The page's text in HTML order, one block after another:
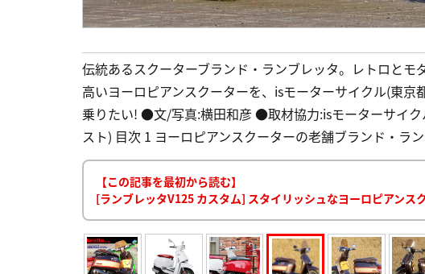
伝統あるスクーターブランド・ランブレッタ。レトロと
高いヨーロピアンスクーターを、isモーターサイクル(東
乗りたい! ●文/写真:横田和彦 ●取材協力:isモーターサイク
スト) 目次 1 ヨーロピアンスクーターの老舗ブランド・ラ
【この記事を最初から読む】
[ランブレッタV125 カスタム] スタイリッシュなヨーロピアンス